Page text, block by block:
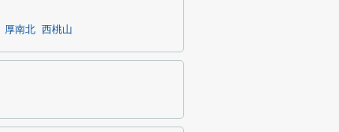
厚南北 西桃山